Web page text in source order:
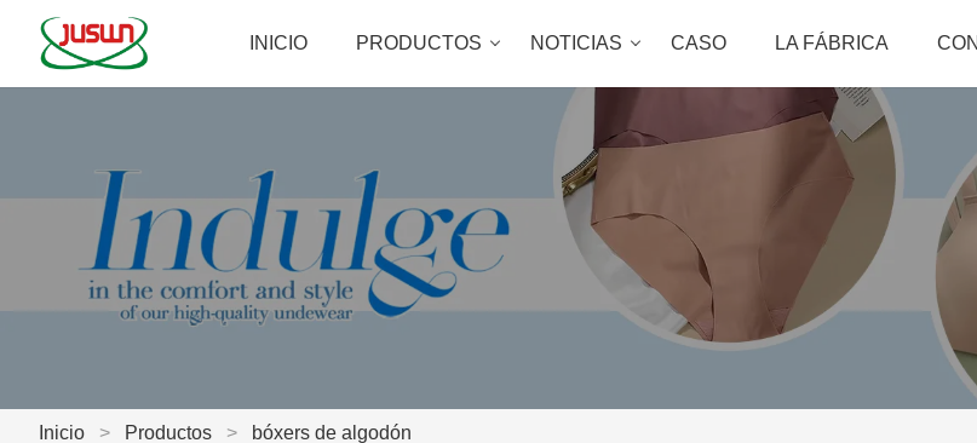
INICIO PRODUCTOS NOTICIAS CASO LA FÁBRICA
Inicio > Productos > bóxers de algodón